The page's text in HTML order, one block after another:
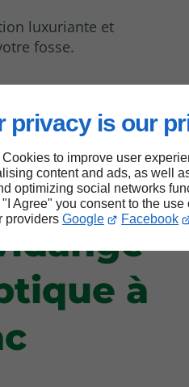
privacy is our
to improve user
content and ads, as well
optimizing social networks
Agree" you consent to the use
providers Google Facebook
luxuriante et
fosse.
septique
des
à